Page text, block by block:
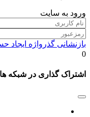
ورود به سایت
بازنشانی گذرواژه ایجاد
0
اشتراک گذاری در شبکه